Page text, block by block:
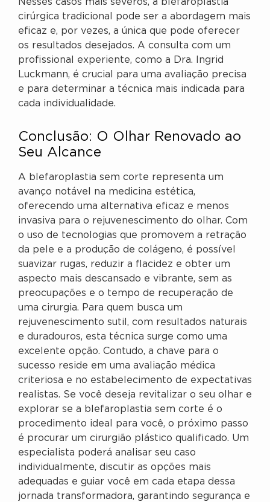
Nesses casos mais severos, a blefaroplastia
cirúrgica tradicional pode ser a abordagem mais
eficaz e, por vezes, a única que pode oferecer
os resultados desejados. A consulta com um
profissional experiente, como a Dra. Ingrid
Luckmann, é crucial para uma avaliação precisa
e para determinar a técnica mais indicada para
cada individualidade.
Conclusão: O Olhar Renovado ao
Seu Alcance
A blefaroplastia sem corte representa um
avanço notável na medicina estética,
oferecendo uma alternativa eficaz e menos
invasiva para o rejuvenescimento do olhar. Com
o uso de tecnologias que promovem a retração
da pele e a produção de colágeno, é possível
suavizar rugas, reduzir a flacidez e obter um
aspecto mais descansado e vibrante, sem as
preocupações e o tempo de recuperação de
uma cirurgia. Para quem busca um
rejuvenescimento sutil, com resultados naturais
e duradouros, esta técnica surge como uma
excelente opção. Contudo, a chave para o
sucesso reside em uma avaliação médica
criteriosa e no estabelecimento de expectativas
realistas. Se você deseja revitalizar o seu olhar e
explorar se a blefaroplastia sem corte é o
procedimento ideal para você, o próximo passo
é procurar um cirurgião plástico qualificado. Um
especialista poderá analisar seu caso
individualmente, discutir as opções mais
adequadas e guiar você em cada etapa dessa
jornada transformadora, garantindo segurança e